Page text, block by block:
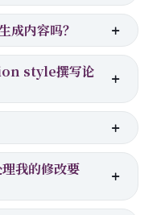
成内容吗？
style撰写论
我的修改要